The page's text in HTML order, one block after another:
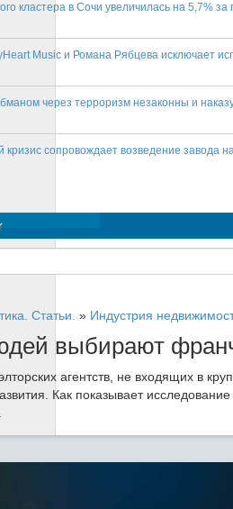
кластера в Сочи увеличилась на 5,7% за
Music и Романа Рябцева исключает
через терроризм незаконны и
кризис сопровождает возведение завода
Статьи. » Индустрия
выбирают
агентств, не входящих в
Как показывает